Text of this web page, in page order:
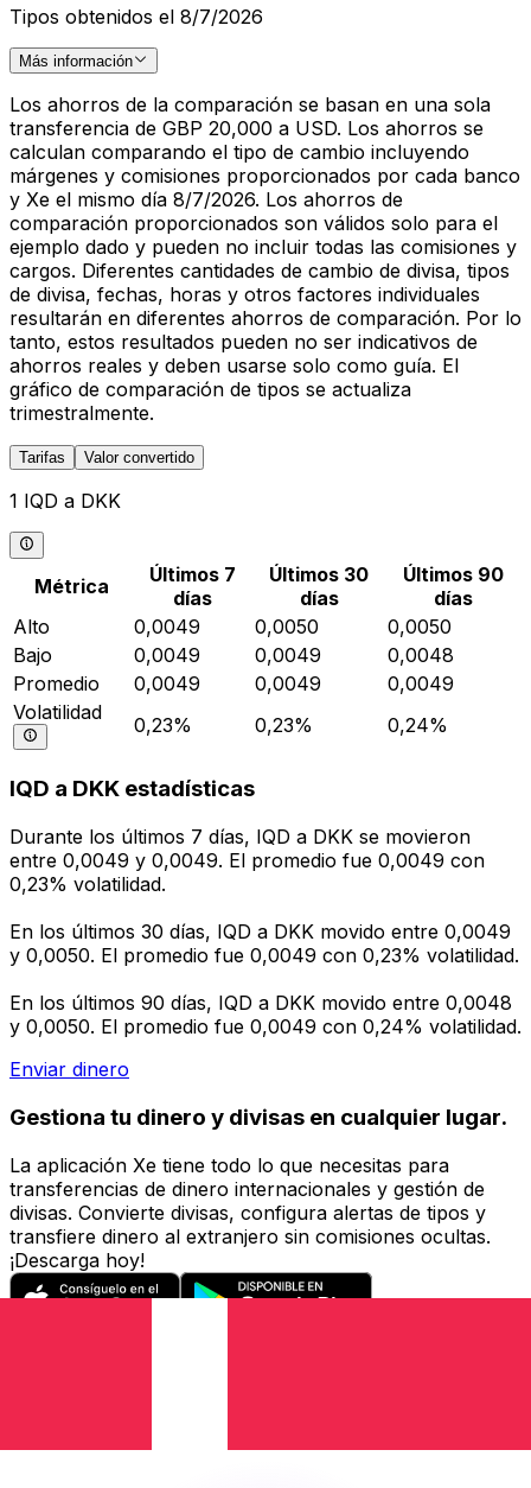
Tipos obtenidos el 8/7/2026
Más información
Los ahorros de la comparación se basan en una sola
transferencia de GBP 20,000 a USD. Los ahorros se
calculan comparando el tipo de cambio incluyendo
márgenes y comisiones proporcionados por cada banco
y Xe el mismo día 8/7/2026. Los ahorros de
comparación proporcionados son válidos solo para el
ejemplo dado y pueden no incluir todas las comisiones y
cargos. Diferentes cantidades de cambio de divisa, tipos
de divisa, fechas, horas y otros factores individuales
resultarán en diferentes ahorros de comparación. Por lo
tanto, estos resultados pueden no ser indicativos de
ahorros reales y deben usarse solo como guía. El
gráfico de comparación de tipos se actualiza
trimestralmente.
Tarifas Valor convertido
1 IQD a DKK
Métrica
Últimos 7
días
Últimos 30
días
Últimos 90
días
Alto
0,0049 0,0050
0,0050
Bajo
0,0049 0,0049
0,0048
Promedio
0,0049 0,0049
0,0049
Volatilidad
0,23% 0,23% 0,24%
IQD a DKK estadísticas
Durante los últimos 7 días, IQD a DKK se movieron
entre 0,0049 y 0,0049. El promedio fue 0,0049 con
0,23% volatilidad.
En los últimos 30 días, IQD a DKK movido entre 0,0049
y 0,0050. El promedio fue 0,0049 con 0,23% volatilidad.
En los últimos 90 días, IQD a DKK movido entre 0,0048
y 0,0050. El promedio fue 0,0049 con 0,24% volatilidad.
Enviar dinero
Gestiona tu dinero y divisas en cualquier lugar.
La aplicación Xe tiene todo lo que necesitas para
transferencias de dinero internacionales y gestión de
divisas. Convierte divisas, configura alertas de tipos y
transfiere dinero al extranjero sin comisiones ocultas.
¡Descarga hoy!